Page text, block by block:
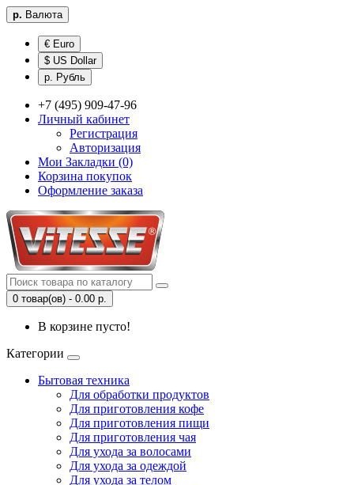
р. Валюта
€ Euro
$ US Dollar
р. Рубль
+7 (495) 909-47-96
Личный кабинет
Регистрация
Авторизация
Мои Закладки (0)
Корзина покупок
Оформление заказа
0 товар(ов) - 0.00 р.
В корзине пусто!
Категории
Бытовая техника
Для обработки продуктов
Для приготовления кофе
Для приготовления пищи
Для приготовления чая
Для ухода за волосами
Для ухода за одеждой
Для ухода за телом